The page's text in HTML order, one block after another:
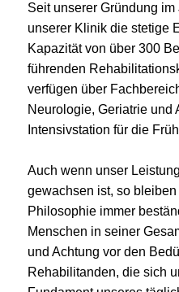
Seit unserer Gründung
unserer Klinik die stetige
Kapazität von über 300
führenden
verfügen über
Neurologie, Geriatrie
Intensivstation für die
Auch wenn unser
gewachsen ist, so
Philosophie immer
Menschen in seiner
und Achtung vor den
Rehabilitanden, die sich